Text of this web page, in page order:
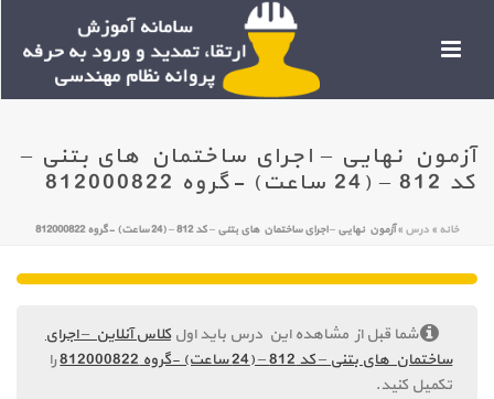
آزمون نهایی – اجرای ساختمان های بتنی –
کد 812 – (24 ساعت) -گروه 812000822
خانه » درس »آزمون نهایی – اجرای ساختمان های بتنی – کد 812 – (24 ساعت) -گروه 812000822
شما قبل از مشاهده این درس باید اولکلاس آنلاین – اجرای
ساختمان های بتنی – کد 812 – (24 ساعت) -گروه 812000822
را
تکمیل کنید.